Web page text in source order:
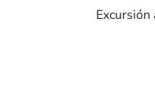
Excursión